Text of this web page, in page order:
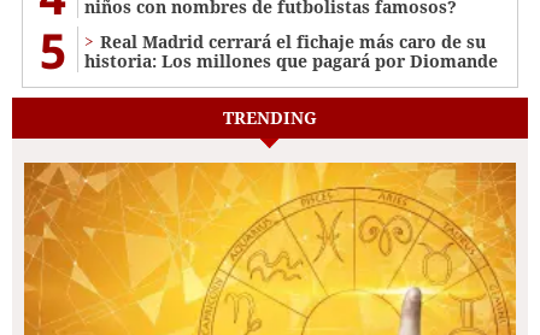
niños con nombres de futbolistas famosos?
5
Real Madrid cerrará el fichaje más caro de su
historia: Los millones que pagará por Diomande
TRENDING